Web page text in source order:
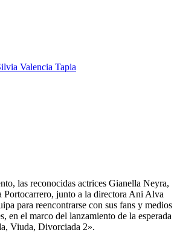
Valencia Tapia
las reconocidas actrices Gianella Neyra,
Portocarrero, junto a la directora Ani Alva
para reencontrarse con sus fans y medios
en el marco del lanzamiento de la esperada
Viuda, Divorciada 2».